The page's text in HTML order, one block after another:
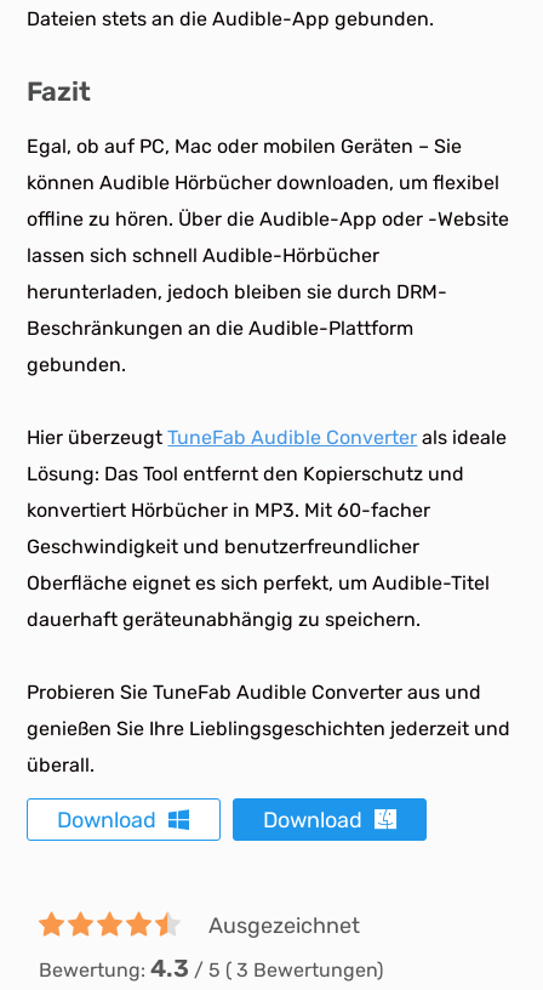
Dateien stets an die Audible-App gebunden.
Fazit
Egal, ob auf PC, Mac oder mobilen Geräten – Sie
können Audible Hörbücher downloaden, um flexibel
offline zu hören. Über die Audible-App oder -Website
lassen sich schnell Audible-Hörbücher
herunterladen, jedoch bleiben sie durch DRM-
Beschränkungen an die Audible-Plattform
gebunden.
Hier überzeugtTuneFab Audible Converter als ideale
Lösung: Das Tool entfernt den Kopierschutz und
konvertiert Hörbücher in MP3. Mit 60-facher
Geschwindigkeit und benutzerfreundlicher
Oberfläche eignet es sich perfekt, um Audible-Titel
dauerhaft geräteunabhängig zu speichern.
Probieren Sie TuneFab Audible Converter aus und
genießen Sie Ihre Lieblingsgeschichten jederzeit und
überall.
Download Download
Ausgezeichnet
Bewertung:4.3 /5 (3 Bewertungen)